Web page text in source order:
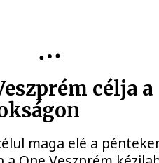
célja a
maga elé a